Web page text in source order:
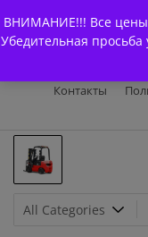
ВНИМАНИЕ!!! Все цены
Убедительная
to
content
Контакты